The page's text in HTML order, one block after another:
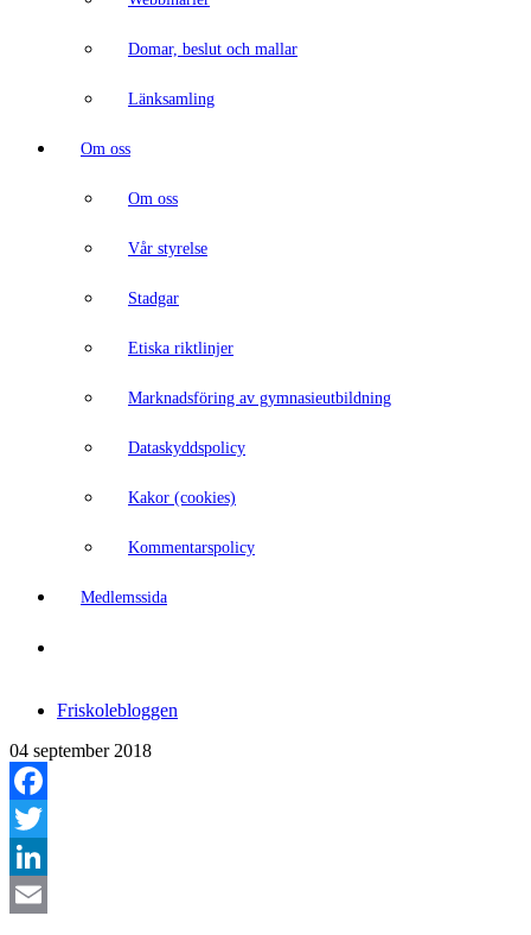
Domar, beslut och mallar
Länksamling
Om oss
Om oss
Vår styrelse
Stadgar
Etiska riktlinjer
Marknadsföring av gymnasieutbildning
Dataskyddspolicy
Kakor (cookies)
Kommentarspolicy
Medlemssida
Friskolebloggen
04 september 2018
Facebook
Twitter
LinkedIn